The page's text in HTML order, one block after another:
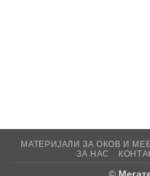
МАТЕРИЈАЛИ ЗА ОКОВ И
ЗА НАС